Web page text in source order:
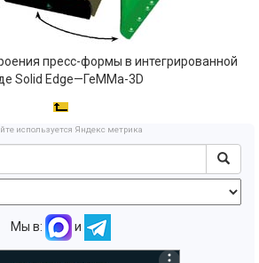
пресс-формы в интегрированной
Solid Edge—ГеММа-3D
используется Яндекс метрика
Мы в: и